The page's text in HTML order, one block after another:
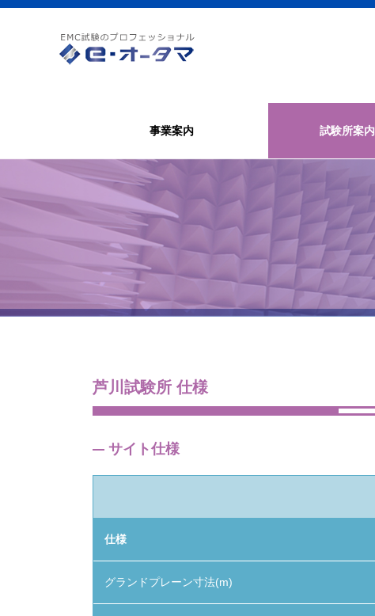
事業案内 試験所案内
芦川試験所 仕様
サイト仕様
仕様
グランドプレーン寸法(m)